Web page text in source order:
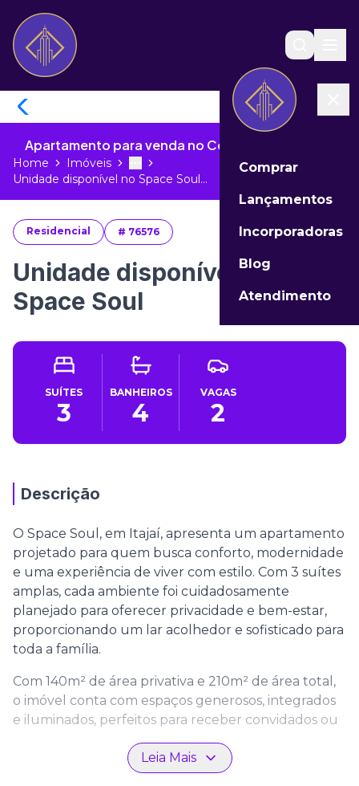
Comprar
Lançamentos
Incorporadoras
Blog
Atendimento
Apartamento para venda no Centro de Itajaí - SC
Home Imóveis More
Toggle menu
Unidade disponível no Space Soul...
Residencial # 76576
Unidade disponível no
Space Soul
SUÍTES
3
BANHEIROS
4
VAGAS
2
Descrição
O Space Soul, em Itajaí, apresenta um apartamento
projetado para quem busca conforto, modernidade
e uma experiência de viver com estilo. Com 3 suítes
amplas, cada ambiente foi cuidadosamente
planejado para oferecer privacidade e bem-estar,
proporcionando um lar acolhedor e sofisticado para
toda a família.
Com 140m² de área privativa e 210m² de área total,
o imóvel conta com espaços generosos, integrados
e iluminados, perfeitos para receber convidados ou
relaxar após um dia cheio. A planta inteligente
valoriza a circulação e permite que cada detalhe
seja adaptado ao estilo de vida dos moradores.
Leia Mais